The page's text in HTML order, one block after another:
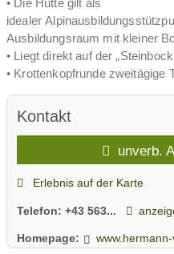
• Die Hütte gilt als
idealer
Ausbildungsraum mit kleiner
• Liegt direkt auf der
• Krottenkopfrunde zweitägige
• Zentral gelegen
am Haupthöhenweg der
zwischen Kemptner Hütte und
• Einer der schönsten Gipfel
Alpen mit 3000ern
Elbigenalp (A) -
Kontakt
unverb.
Erlebnis auf der Karte
Telefon: +43 563...
Homepage: